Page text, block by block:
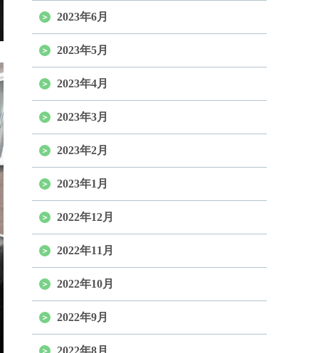
2023年6月
2023年5月
2023年4月
2023年3月
2023年2月
2023年1月
2022年12月
2022年11月
2022年10月
2022年9月
2022年8月